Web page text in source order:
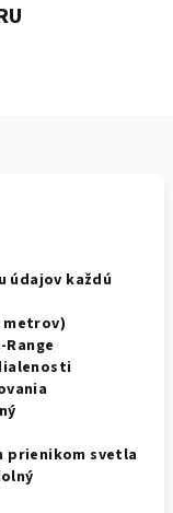
údajov každú
metrov)
prienikom svetla